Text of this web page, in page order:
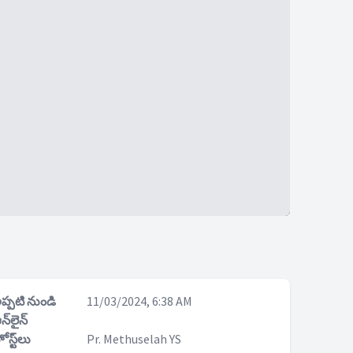
నుండి
11/03/2024, 6:38 AM
Pr. Methuselah YS